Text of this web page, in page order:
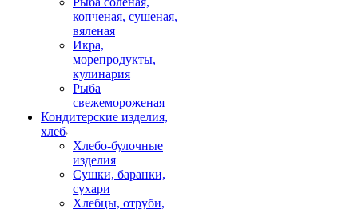
копченая, сушеная,
вяленая
Икра,
морепродукты,
кулинария
Рыба
свежемороженая
Кондитерские изделия,
хлеб
Хлебо-булочные
изделия
Сушки, баранки,
сухари
Хлебцы, отруби,